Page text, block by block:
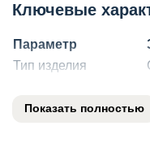
Ключевые
Параметр
Тип изделия
Конструкция
Показать полностью